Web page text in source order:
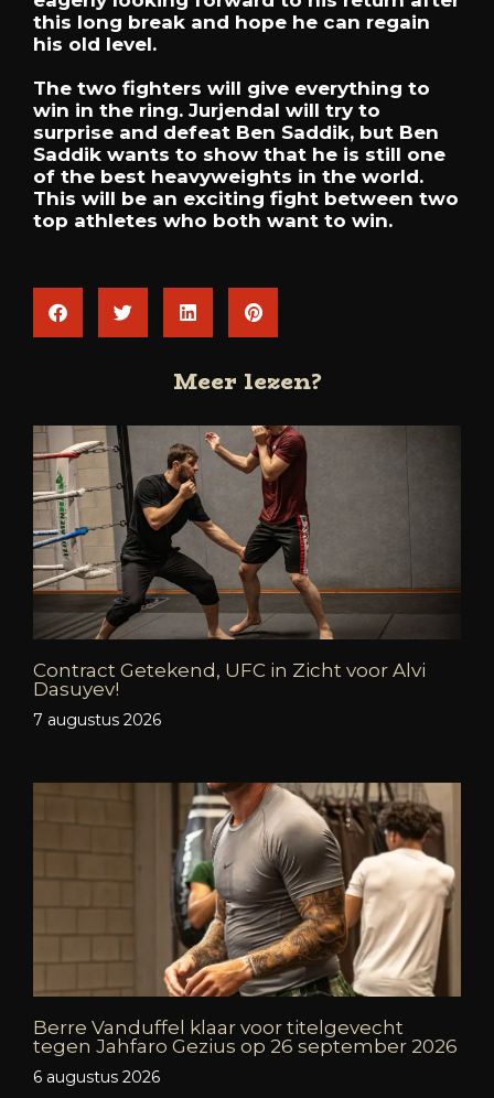
this long break and hope he can regain
his old level.
The two fighters will give everything to
win in the ring. Jurjendal will try to
surprise and defeat Ben Saddik, but Ben
Saddik wants to show that he is still one
of the best heavyweights in the world.
This will be an exciting fight between two
top athletes who both want to win.
Meer lezen?
Contract Getekend, UFC in Zicht voor Alvi
Dasuyev!
7 augustus 2026
Berre Vanduffel klaar voor titelgevecht
tegen Jahfaro Gezius op 26 september 2026
6 augustus 2026